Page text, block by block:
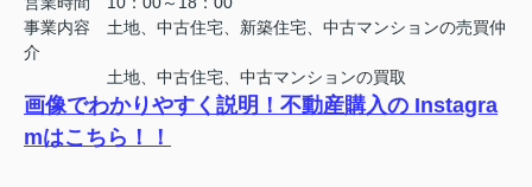
事業内容 土地、中古住宅、新築住宅、中古マンションの売買仲
介
土地、中古住宅、中古マンションの買取
画像でわかりやすく説明！不動産購入の Instagra
mはこちら！！